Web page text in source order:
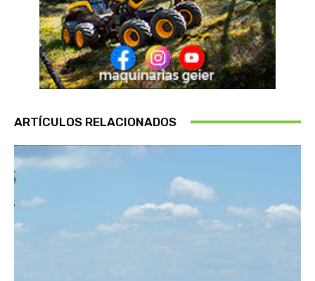
ARTÍCULOS RELACIONADOS